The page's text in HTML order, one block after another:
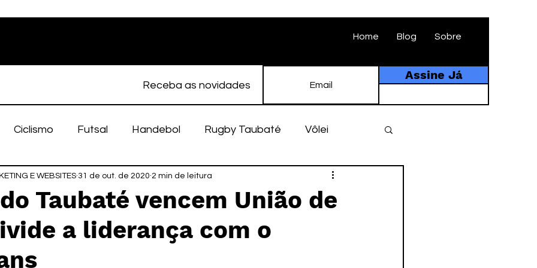
Home Blog Sobre
Receba as novidades
Assine Já
Ciclismo Futsal Handebol Rugby Taubaté Vôlei
Feminino Atletismo EC Taubaté História
Taubaté Fut7 Rugby Fut7 futebol amador
Taubaté vencem União de
a liderança com o
E WEBSITES 31 de out. de 2020 2 min de leitura